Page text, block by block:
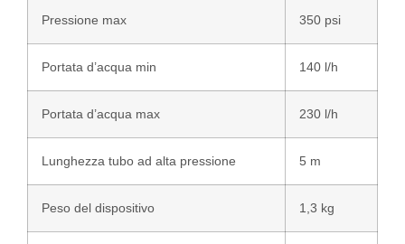
Pressione max 350 psi
Portata d’acqua min 140 l/h
Portata d’acqua max 230 l/h
Lunghezza tubo ad alta pressione 5 m
Peso del dispositivo 1,3 kg